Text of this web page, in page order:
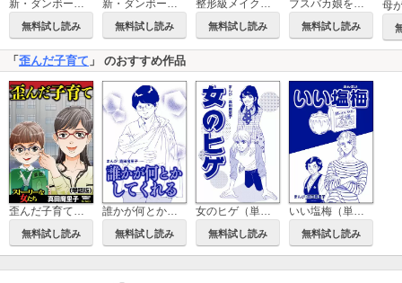
無料試し読み 無料試し読み 無料試し読み 無料試し読み
「 歪んだ子育て 」 のおすすめ作品
歪んだ子育て（単話版）＜歪んだ子育て＞
無料試し読み
誰かが何とかしてくれる（単話版）＜歪んだ子育て＞
無料試し読み
女のヒゲ（単話版）＜歪んだ子育て＞
無料試し読み
いい塩梅（単話版）＜歪んだ子育て＞
無料試し読み